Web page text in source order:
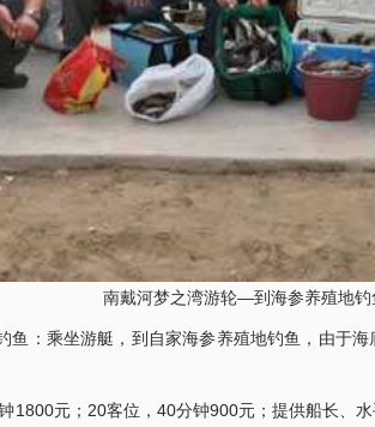
南戴河梦之湾游轮—到海参养殖地钓
鱼：乘坐游艇，到自家海参养殖地钓鱼，由于
1800元；20客位，40分钟900元；提供船长、